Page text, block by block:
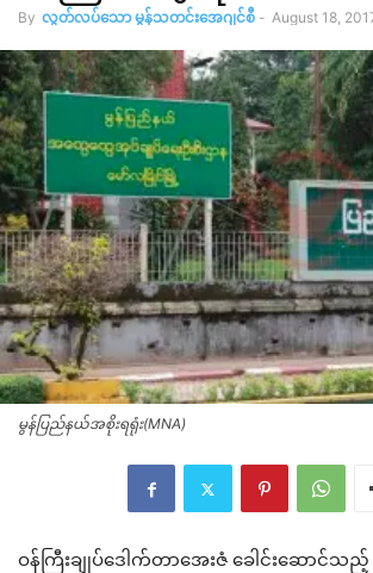
By လွတ်လပ်သော မွန်သတင်းအေဂျင်စီ - August 18,
မွန်ပြည်နယ်အစိုးရရုံး(MNA)
ဝန်ကြီးချုပ်ဒေါက်တာအေးဇံ ခေါင်းဆောင်သ